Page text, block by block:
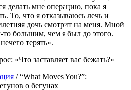
делать мне операцию, пока я
То, что я отказываюсь лечь и
дочь смотрит на меня. Мной
большим, чем я был до этого.
терять».
«Что заставляет вас бежать?»
/“What Moves You?”:
о бегунах